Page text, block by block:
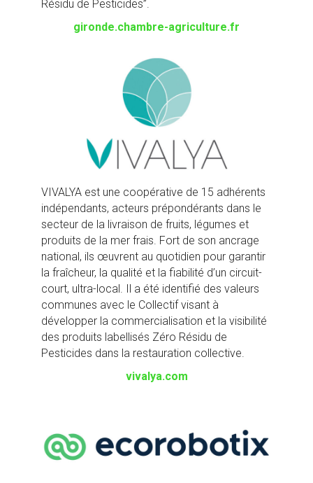
Résidu de Pesticides”.
gironde.chambre-agriculture.fr
VIVALYA est une coopérative de 15 adhérents
indépendants, acteurs prépondérants dans le
secteur de la livraison de fruits, légumes et
produits de la mer frais. Fort de son ancrage
national, ils œuvrent au quotidien pour garantir
la fraîcheur, la qualité et la fiabilité d’un circuit-
court, ultra-local. Il a été identifié des valeurs
communes avec le Collectif visant à
développer la commercialisation et la visibilité
des produits labellisés Zéro Résidu de
Pesticides dans la restauration collective.
vivalya.com